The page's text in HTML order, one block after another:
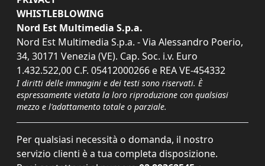
WHISTLEBLOWING
Nord Est Multimedia S.p.a.
Nord Est Multimedia S.p.a. - Via Alessandro Poerio,
34, 30171 Venezia (VE). Cap. Soc. i.v. Euro
1.432.522,00 C.F. 05412000266 e REA VE-454332
I diritti delle immagini e dei testi sono riservati. È
espressamente vietata la loro riproduzione con qualsiasi
mezzo e l'adattamento totale o parziale.
Per qualsiasi necessità o domanda, il nostro
servizio clienti è a tua completa disposizione.